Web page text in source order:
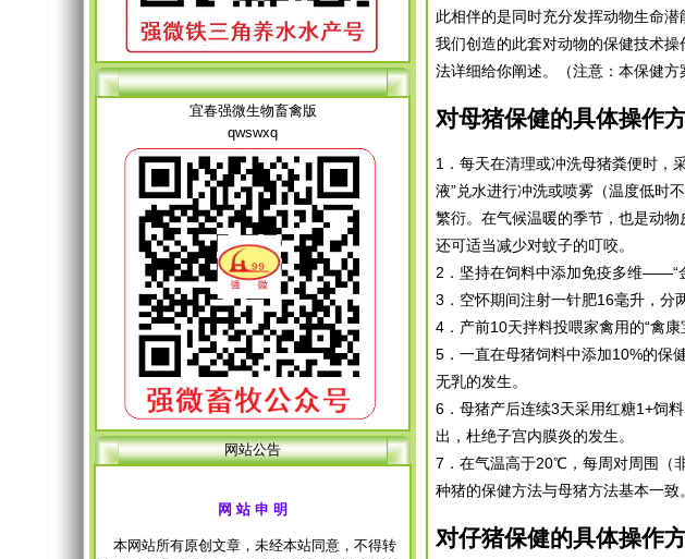
宜春强微生物畜禽版
qwswxq
网站公告
网 站 申 明
载或下载转作他用，否则本站保留相应的法律追
此相伴的是同时充分发挥动物生命潜
我们创造的此套对动物的保健技术
法详细给你阐述。（注意：本保健方
对母猪保健的具体操作
1．每天在清理或冲洗母猪粪便时，
液”兑水进行冲洗或喷雾（温度低时
繁衍。在气候温暖的季节，也是动
还可适当减少对蚊子的叮咬。
2．坚持在饲料中添加免疫多维——“
3．空怀期间注射一针肥16毫升，分
4．产前10天拌料投喂家禽用的“禽
5．一直在母猪饲料中添加10%的保
无乳的发生。
6．母猪产后连续3天采用红糖1+饲
出，杜绝子宫内膜炎的发生。
7．在气温高于20℃，每周对周围（
种猪的保健方法与母猪方法基本一致。
对仔猪保健的具体操作